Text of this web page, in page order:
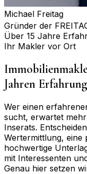
Michael Freitag
Gründer der
Über 15 Jahre
Ihr Makler vor Ort
Jahren Erfahrung
Wer einen
sucht, erwartet
Inserats.
Wertermittlung, eine
hochwertige
mit Interessenten
Genau hier setzen